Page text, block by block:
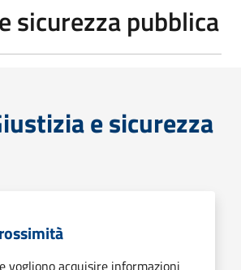
sicurezza pubblica
e sicurezza
vogliono acquisire informazioni